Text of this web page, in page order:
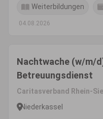
Weiterbildungen
04.08.2026
Nachtwache (w/m/
Betreuungsdienst
Caritasverband Rhein-
Niederkassel